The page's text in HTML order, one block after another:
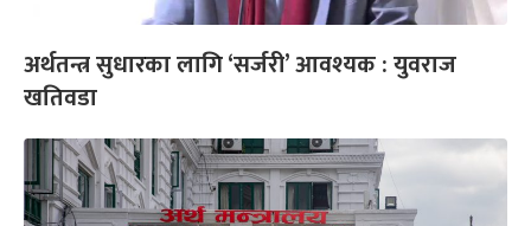
अर्थतन्त्र सुधारका लागि ‘सर्जरी’ आवश्यक : युवराज
खतिवडा